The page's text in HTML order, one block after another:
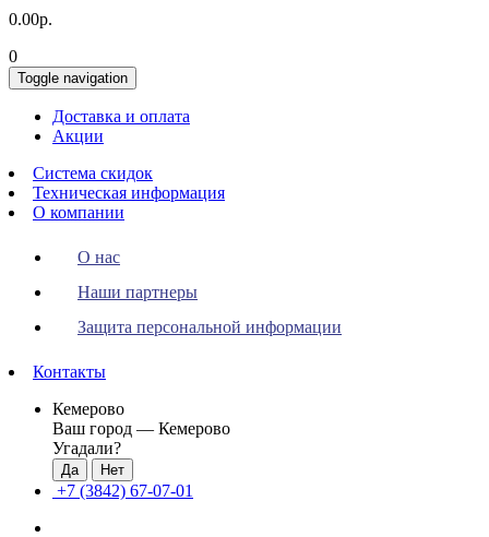
0.00р.
0
Toggle navigation
Доставка и оплата
Акции
Система скидок
Техническая информация
О компании
О нас
Наши партнеры
Защита персональной информации
Контакты
Кемерово
Ваш город — Кемерово
Угадали?
+7 (3842) 67-07-01